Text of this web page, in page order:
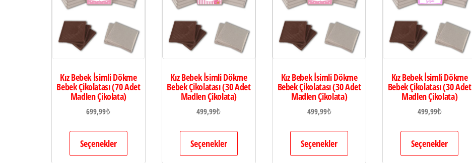
Kız Bebek İsimli Dökme
Bebek Çikolatası (70 Adet
Madlen Çikolata)
699,99₺
Seçenekler
Kız Bebek İsimli Dökme
Bebek Çikolatası (30 Adet
Madlen Çikolata)
499,99₺
Seçenekler
Kız Bebek İsimli Dökme
Bebek Çikolatası (30 Adet
Madlen Çikolata)
499,99₺
Seçenekler
Kız Bebek İsimli Dökme
Bebek Çikolatası (30 Adet
Madlen Çikolata)
499,99₺
Seçenekler